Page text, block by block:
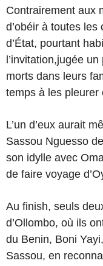
Contrairement aux
d’obéir à toutes les
d’État, pourtant
l’invitation,jugée
morts dans leurs
temps à les pleurer
L’un d’eux aurait
Sassou Nguesso
son idylle avec
de faire voyage
Au finish, seuls
d’Ollombo, où ils
du Benin, Boni
Sassou, en